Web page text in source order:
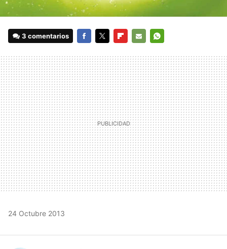
3 comentarios
MAIL
24 Octubre 2013